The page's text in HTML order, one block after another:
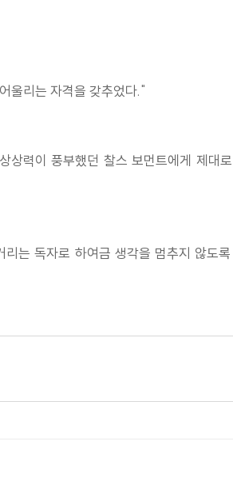
울리는 자격을 갖추었다."
력이 풍부했던 찰스 보먼트에게 제대
는 독자로 하여금 생각을 멈추지 않도